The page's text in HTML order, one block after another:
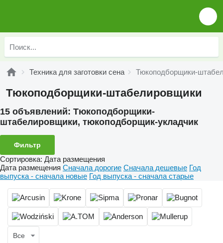
Техника для заготовки сена Тюкоподборщики-
Тюкоподборщики-штабелировщики
15 объявлений: Тюкоподборщики-
штабелировщики, тюкоподборщик-укладчик
Фильтр
Сортировка: Дата размещения
Дата размещения Сначала дорогие Сначала дешевые Год
выпуска - сначала новые Год выпуска - сначала старые
Все